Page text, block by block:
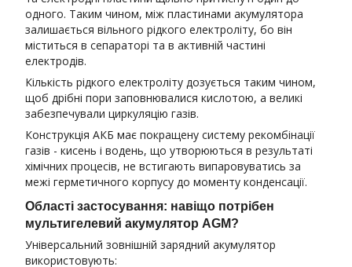
одного. Таким чином, між пластинами акумулятора
залишається вільного рідкого електроліту, бо він
міститься в сепараторі та в активній частині
електродів.
Кількість рідкого електроліту дозується таким чином,
щоб дрібні пори заповнювалися кислотою, а великі
забезпечували циркуляцію газів.
Конструкція АКБ має покращену систему рекомбінації
газів - кисень і водень, що утворюються в результаті
хімічних процесів, не встигають випаровуватись за
межі герметичного корпусу до моменту конденсації.
Області застосування: навіщо потрібен
мультигелевий акумулятор AGM?
Універсальний зовнішній зарядний акумулятор
використовують: